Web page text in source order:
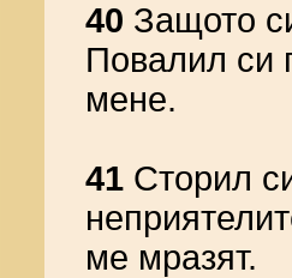
40 Защото
Повалил си
мене.
41 Сторил
ме мразят.